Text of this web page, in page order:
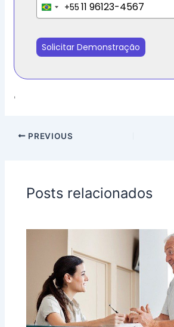
B
a
z
+55
Solicitar Demonstração
'
PREVIOUS
Posts relacionados